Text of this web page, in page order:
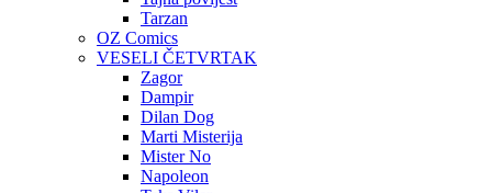
Tarzan
OZ Comics
VESELI ČETVRTAK
Zagor
Dampir
Dilan Dog
Marti Misterija
Mister No
Napoleon